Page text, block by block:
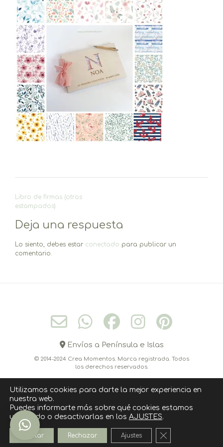
Navegación
de
Libro de firmas (otros
estampados)
Deja una respuesta
Lo siento, debes estar conectado para publicar un
comentario.
Envíos a Península e Islas
© 2014-2024 Crea Momentos. Marca registrada. Todos
los derechos reservados.
CONÓCEME CONTACTO
CÓMO COMPRAR
POLITICA DE COOKIES
AVISO LEGAL
POLÍTICA DE PRIVACIDAD
››››› SUSCRIPCIÓN NEWSLETTER ‹‹‹‹‹
Utilizamos cookies para darte la mejor experiencia en
nuestra web.
Puedes informarte más sobre qué cookies estamos
utilizando o desactivarlas en los AJUSTES.
Aceptar Rechazar Ajustes Cerrar el banner